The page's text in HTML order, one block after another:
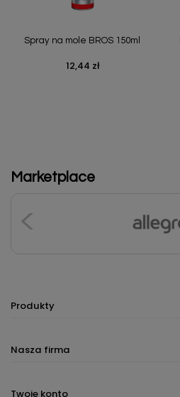
Spray na mole BROS 150ml
Cena
12,44 zł
Marketplace
Produkty
Nasza firma
Twoje konto